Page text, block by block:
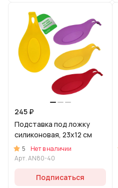
245 ₽
Подставка под ложку
силиконовая, 23x12 см
5
Нет в наличии
Арт.AN80-40
Подписаться